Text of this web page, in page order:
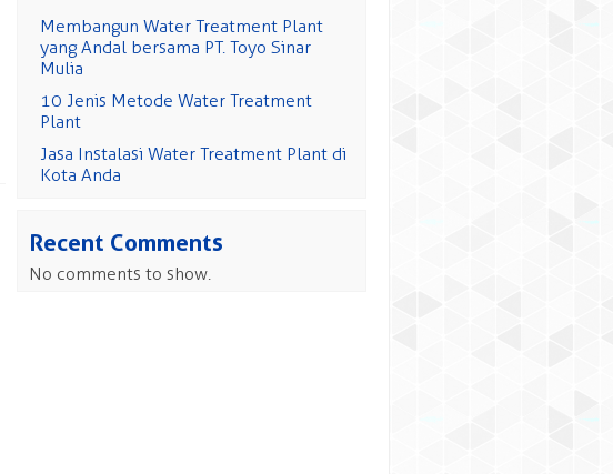
Membangun Water Treatment Plant
yang Andal bersama PT. Toyo Sinar
Mulia
10 Jenis Metode Water Treatment
Plant
Jasa Instalasi Water Treatment Plant di
Kota Anda
Recent Comments
No comments to show.